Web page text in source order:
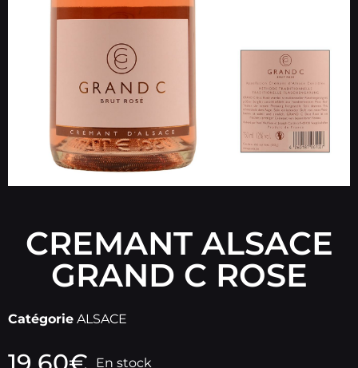
CREMANT ALSACE
GRAND C ROSE
Catégorie ALSACE
En stock